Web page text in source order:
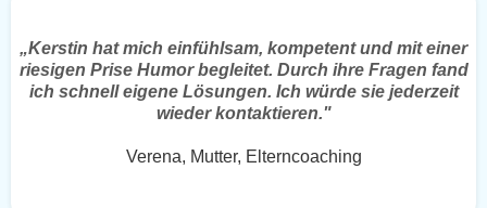
„Kerstin hat mich einfühlsam, kompetent und mit einer
riesigen Prise Humor begleitet. Durch ihre Fragen fand
ich schnell eigene Lösungen. Ich würde sie jederzeit
wieder kontaktieren."
Verena, Mutter, Elterncoaching